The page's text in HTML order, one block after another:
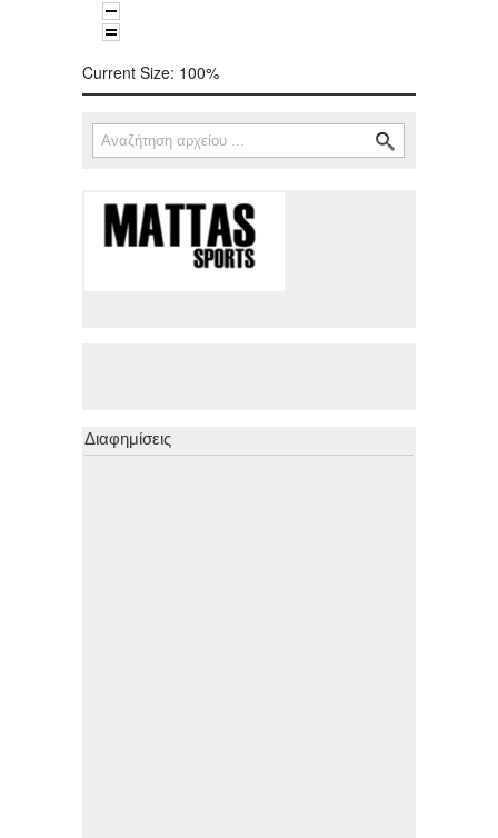
Current Size: 100%
Φόρμα αναζήτησης
Αναζήτηση
Διαφημίσεις